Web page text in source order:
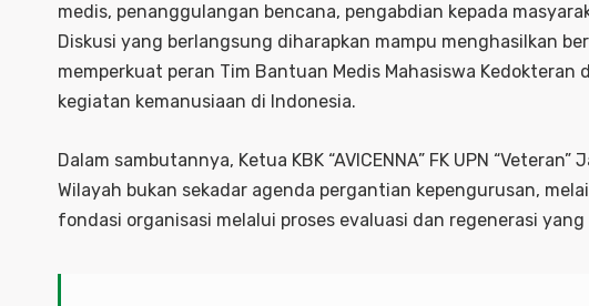
medis, penanggulangan bencana, pengabdian kepada
Diskusi yang berlangsung diharapkan mampu menghasilkan
memperkuat peran Tim Bantuan Medis Mahasiswa
kegiatan kemanusiaan di Indonesia.
Dalam sambutannya, Ketua KBK “AVICENNA” FK UPN
Wilayah bukan sekadar agenda pergantian kepengurusan,
fondasi organisasi melalui proses evaluasi dan regenerasi